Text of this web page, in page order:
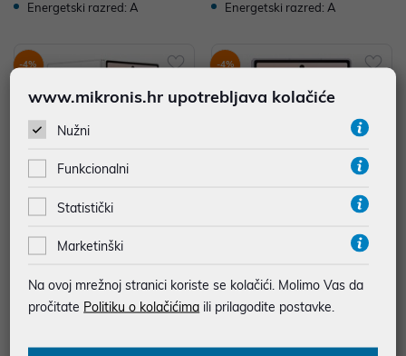
Energetski razred: A Energetski razred: A
-4%
Smartphone Samsung Galaxy Z
SM-F976BZWCEUE
2.299,00 €
-4%
Smartphone Samsung Galaxy Z
M-F971BLVCEUE
2.099,00 €
www.mikronis.hr upotrebljava kolačiće
Nužni
Funkcionalni
Statistički
Marketinški
Na ovoj mrežnoj stranici koriste se kolačići. Molimo Vas da
pročitate Politiku o kolačićima ili prilagodite postavke.